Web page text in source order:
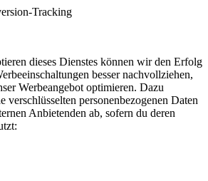
Tracking
dieses Dienstes können wir den Erfolg
besser nachvollziehen,
Werbeangebot optimieren. Dazu
verschlüsselten personenbezogenen Daten
Anbietenden ab, sofern du deren